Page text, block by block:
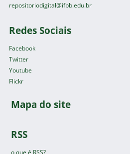
repositoriodigital@ifpb.edu.br
Redes Sociais
Facebook
Twitter
Youtube
Flickr
Mapa do site
RSS
o que é RSS?